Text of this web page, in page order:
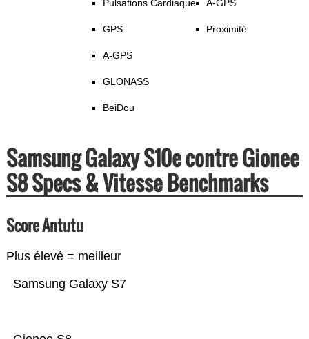
Pulsations Cardiaque
GPS
A-GPS
GLONASS
BeiDou
A-GPS
Proximité
Samsung Galaxy S10e contre Gionee
S8 Specs & Vitesse Benchmarks
Score Antutu
Plus élevé = meilleur
Samsung Galaxy S7